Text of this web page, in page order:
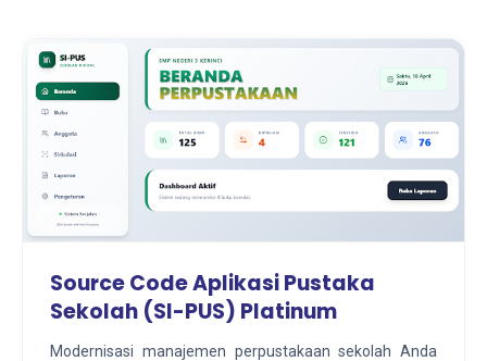
Source Code Aplikasi Pustaka
Sekolah (SI-PUS) Platinum
Modernisasi manajemen perpustakaan sekolah Anda